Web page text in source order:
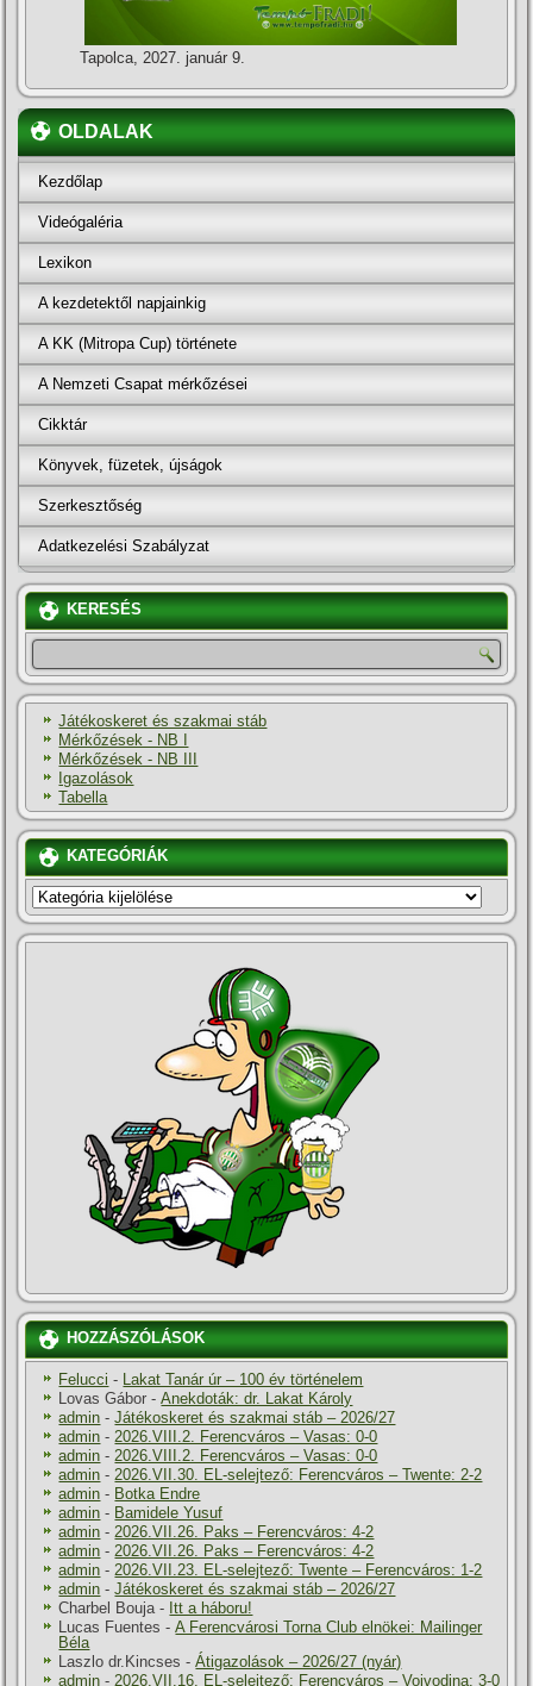
Tapolca, 2027. január 9.
OLDALAK
Kezdőlap
Videógaléria
Lexikon
A kezdetektől napjainkig
A KK (Mitropa Cup) története
A Nemzeti Csapat mérkőzései
Cikktár
Könyvek, füzetek, újságok
Szerkesztőség
Adatkezelési Szabályzat
KERESÉS
Játékoskeret és szakmai stáb
Mérkőzések - NB I
Mérkőzések - NB III
Igazolások
Tabella
KATEGÓRIÁK
KATEGÓRIÁK
HOZZÁSZÓLÁSOK
Felucci - Lakat Tanár úr – 100 év történelem
Lovas Gábor -Anekdoták: dr. Lakat Károly
admin -Játékoskeret és szakmai stáb – 2026/27
admin - 2026.VIII.2. Ferencváros – Vasas: 0-0
admin - 2026.VIII.2. Ferencváros – Vasas: 0-0
admin - 2026.VII.30. EL-selejtező: Ferencváros – Twente: 2-2
admin - Botka Endre
admin - Bamidele Yusuf
admin - 2026.VII.26. Paks – Ferencváros: 4-2
admin - 2026.VII.26. Paks – Ferencváros: 4-2
admin - 2026.VII.23. EL-selejtező: Twente – Ferencváros: 1-2
admin -Játékoskeret és szakmai stáb – 2026/27
Charbel Bouja - Itt a háboru!
Lucas Fuentes -A Ferencvárosi Torna Club elnökei: Mailinger
Béla
Laszlo dr.Kincses -Átigazolások – 2026/27 (nyár)
admin - 2026.VII.16. EL-selejtező: Ferencváros – Vojvodina: 3-0